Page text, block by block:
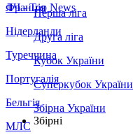
Франція
Нідерланди
Туреччина
Португалія
Бельгія
МЛС
ЛЧ - Top News
Перша ліга
Друга ліга
Кубок України
Суперкубок України
Збірна України
Збірні